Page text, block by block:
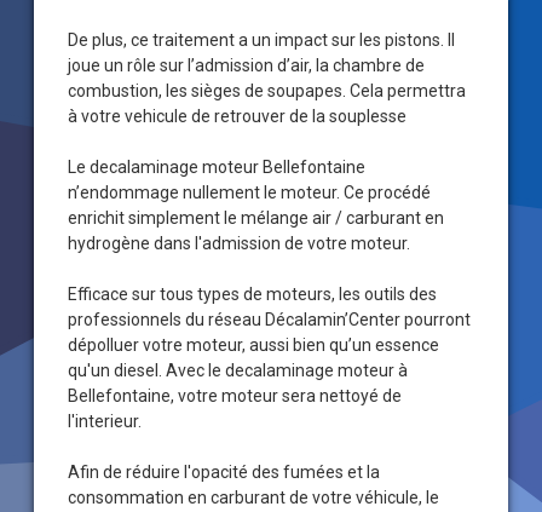
De plus, ce traitement a un impact sur les pistons. Il
joue un rôle sur l’admission d’air, la chambre de
combustion, les sièges de soupapes. Cela permettra
à votre vehicule de retrouver de la souplesse
Le decalaminage moteur Bellefontaine
n’endommage nullement le moteur. Ce procédé
enrichit simplement le mélange air / carburant en
hydrogène dans l'admission de votre moteur.
Efficace sur tous types de moteurs, les outils des
professionnels du réseau Décalamin’Center pourront
dépolluer votre moteur, aussi bien qu’un essence
qu'un diesel. Avec le decalaminage moteur à
Bellefontaine, votre moteur sera nettoyé de
l'interieur.
Afin de réduire l'opacité des fumées et la
consommation en carburant de votre véhicule, le